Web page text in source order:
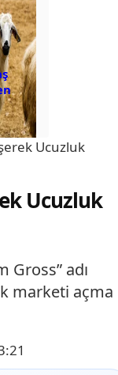
Ucuzluk
Ucuzluk
Gross” adı
marketi açma